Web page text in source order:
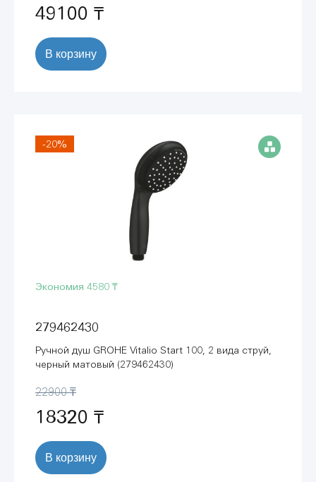
49100 ₸
В корзину
-20%
Экономия 4580 ₸
279462430
Ручной душ GROHE Vitalio Start 100, 2 вида струй,
черный матовый (279462430)
22900 ₸
18320 ₸
В корзину